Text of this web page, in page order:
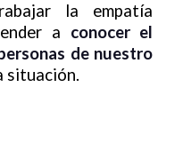
la empatía
a conocer el
de nuestro
situación.